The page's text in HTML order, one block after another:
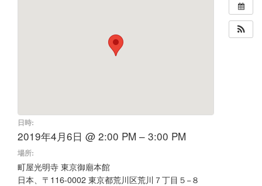
日時:
2019年4月6日 @ 2:00 PM – 3:00 PM
場所:
町屋光明寺 東京御廟本館
日本、〒116-0002 東京都荒川区荒川７丁目５−８